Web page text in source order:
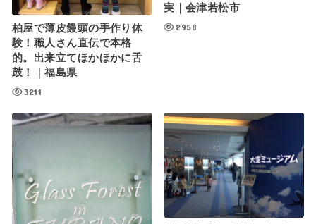
柏屋で薄皮饅頭の手作り体
験！職人さん直伝で本格
的。出来立てほかほかに舌
鼓！｜福島県
3211
実｜会津若松市
2958